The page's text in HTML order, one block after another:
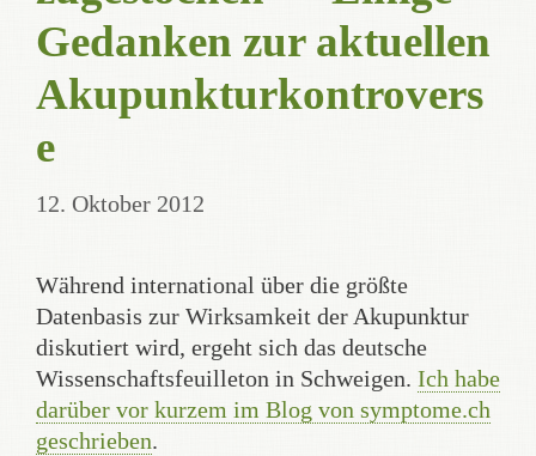
Gedanken zur aktuellen
Akupunkturkontrovers
e
12. Oktober 2012
Während international über die größte
Datenbasis zur Wirksamkeit der Akupunktur
diskutiert wird, ergeht sich das deutsche
Wissenschaftsfeuilleton in Schweigen. Ich habe
darüber vor kurzem im Blog von symptome.ch
geschrieben.